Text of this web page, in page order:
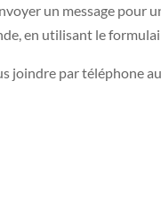
un message pour
en utilisant le
joindre par téléphone